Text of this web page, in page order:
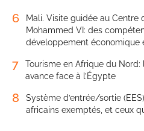
6
Mali. Visite guidée au
Mohammed VI: des
développement économique
7
Tourisme en Afrique du
avance face à l’Égypte
8
Système d’entrée/sortie
africains exemptés, et ceux